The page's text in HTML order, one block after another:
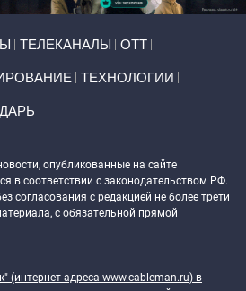
ТЕЛЕКАНАЛЫ ОТТ
ТЕХНОЛОГИИ
опубликованные на сайте
в соответствии с законодательством РФ.
согласования с редакцией не более трети
с обязательной прямой
(интернет-адреса www.cableman.ru) в